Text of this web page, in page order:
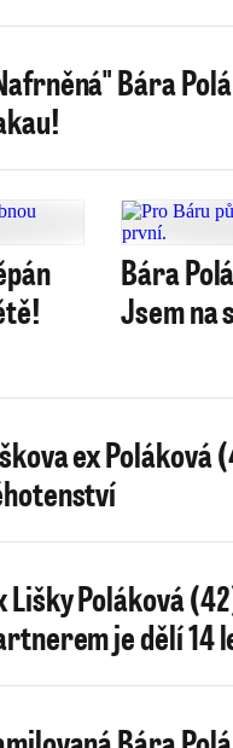
Bára
Bára
Jsem na
ex Poláková
Lišky Poláková
je dělí 14